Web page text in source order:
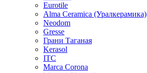
Eurotile
Alma Ceramica (Уралкерамика)
Neodom
Gresse
Грани Таганая
Kerasol
ITC
Marca Corona